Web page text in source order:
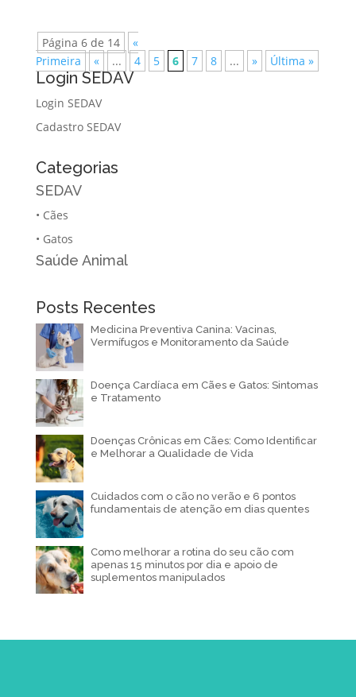
Página 6 de 14
«
Primeira
« ... 4 5 6 7 8 ... » Última »
Login SEDAV
Login SEDAV
Cadastro SEDAV
Categorias
SEDAV
• Cães
• Gatos
Saúde Animal
Posts Recentes
Medicina Preventiva Canina: Vacinas,
Vermífugos e Monitoramento da Saúde
Doença Cardíaca em Cães e Gatos: Sintomas
e Tratamento
Doenças Crônicas em Cães: Como Identificar
e Melhorar a Qualidade de Vida
Cuidados com o cão no verão e 6 pontos
fundamentais de atenção em dias quentes
Como melhorar a rotina do seu cão com
apenas 15 minutos por dia e apoio de
suplementos manipulados